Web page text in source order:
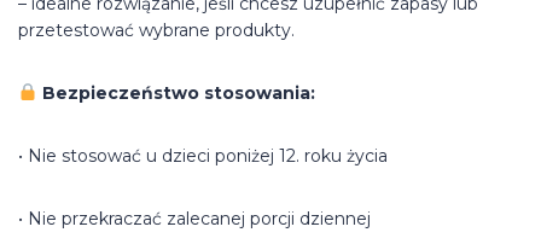
przetestować wybrane produkty.
Bezpieczeństwo stosowania:
• Nie stosować u dzieci poniżej 12. roku życia
• Nie przekraczać zalecanej porcji dziennej